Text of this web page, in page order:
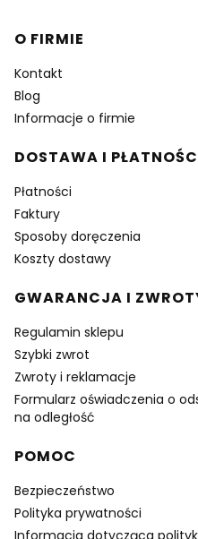
Linki w stopce
O FIRMIE
Kontakt
Blog
Informacje o firmie
DOSTAWA I
Płatności
Faktury
Sposoby doręczenia
Koszty dostawy
GWARANCJA I
Regulamin sklepu
Szybki zwrot
Zwroty i reklamacje
Formularz oświadczenia o
na odległość
POMOC
Bezpieczeństwo
Polityka prywatności